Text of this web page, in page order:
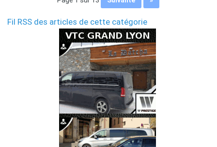
Fil RSS des articles de cette catégorie